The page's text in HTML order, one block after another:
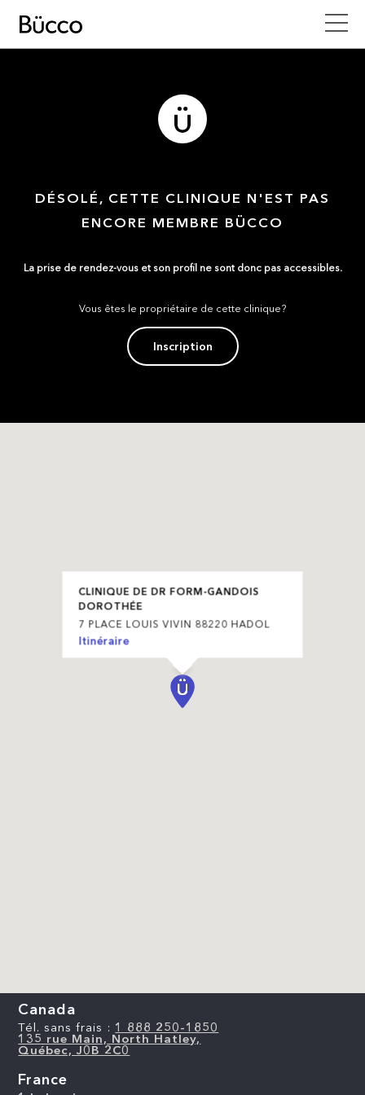
DÉSOLÉ, CETTE CLINIQUE N'EST PAS
ENCORE MEMBRE BÜCCO
La prise de rendez-vous et son profil ne sont donc pas accessibles.
Vous êtes le propriétaire de cette clinique?
Inscription
CLINIQUE DE DR FORM-GANDOIS
DOROTHÉE
7 PLACE LOUIS VIVIN 88220 HADOL
Itinéraire
Canada
Tél. sans frais : 1 888 250-1850
135 rue Main, North Hatley,
Québec, J0B 2C0
France